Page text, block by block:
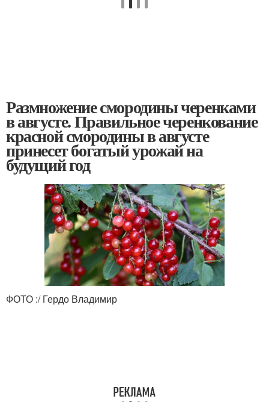
Размножение смородины черенками
в августе. Правильное черенкование
красной смородины в августе
принесет богатый урожай на
будущий год
ФОТО :/ Гердо Владимир